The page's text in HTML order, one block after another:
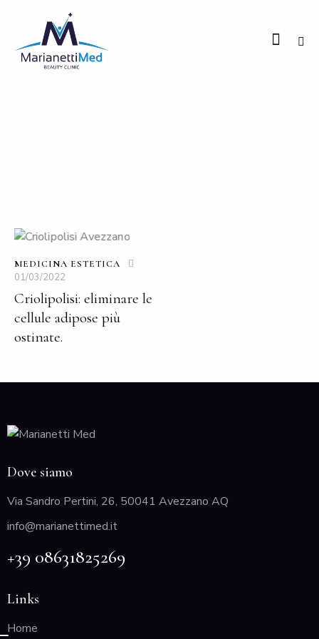
MEDICINA ESTETICA
01/03/2022
Criolipolisi: eliminare le
cellule adipose più
ostinate.
Dove siamo
Via Sandro Pertini, 26, 50041 Avezzano AQ
info@marianettimed.it
+39 08631825269
Links
Home